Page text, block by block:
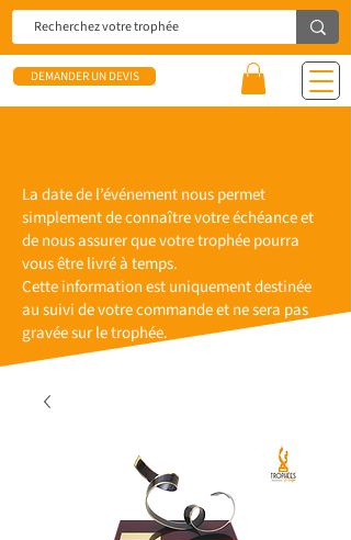
DEMANDER UN DEVIS
La date de l’événement nous permet
simplement de connaître votre échéance et
de nous assurer que votre trophée pourra
vous être livré à temps.
Cette information est uniquement destinée
au suivi de votre commande et ne sera pas
gravée sur le trophée.